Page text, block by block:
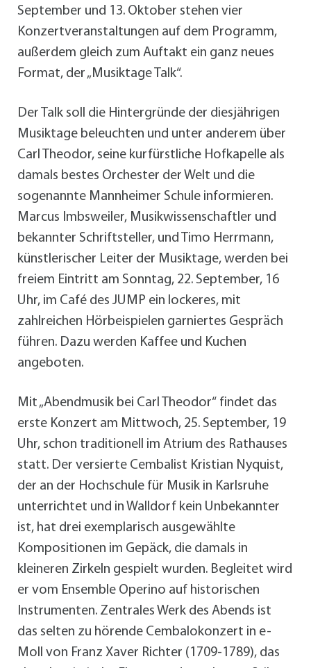
September und 13. Oktober stehen vier
Konzertveranstaltungen auf dem Programm,
außerdem gleich zum Auftakt ein ganz neues
Format, der „Musiktage Talk“.
Der Talk soll die Hintergründe der diesjährigen
Musiktage beleuchten und unter anderem über
Carl Theodor, seine kurfürstliche Hofkapelle als
damals bestes Orchester der Welt und die
sogenannte Mannheimer Schule informieren.
Marcus Imbsweiler, Musikwissenschaftler und
bekannter Schriftsteller, und Timo Herrmann,
künstlerischer Leiter der Musiktage, werden bei
freiem Eintritt am Sonntag, 22. September, 16
Uhr, im Café des JUMP ein lockeres, mit
zahlreichen Hörbeispielen garniertes Gespräch
führen. Dazu werden Kaffee und Kuchen
angeboten.
Mit „Abendmusik bei Carl Theodor“ findet das
erste Konzert am Mittwoch, 25. September, 19
Uhr, schon traditionell im Atrium des Rathauses
statt. Der versierte Cembalist Kristian Nyquist,
der an der Hochschule für Musik in Karlsruhe
unterrichtet und in Walldorf kein Unbekannter
ist, hat drei exemplarisch ausgewählte
Kompositionen im Gepäck, die damals in
kleineren Zirkeln gespielt wurden. Begleitet wird
er vom Ensemble Operino auf historischen
Instrumenten. Zentrales Werk des Abends ist
das selten zu hörende Cembalokonzert in e-
Moll von Franz Xaver Richter (1709-1789), das